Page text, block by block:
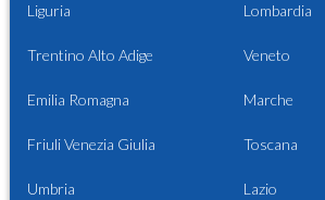
Liguria Lombardia
Trentino Alto Adige Veneto
Emilia Romagna Marche
Friuli Venezia Giulia Toscana
Umbria Lazio